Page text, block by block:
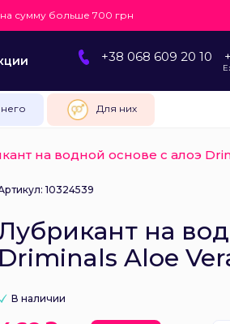
на сумму больше 700 грн
+38 068 609 20 10
Для них
на водной основе с алоэ
10324539
на
Driminals Aloe
В наличии